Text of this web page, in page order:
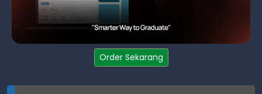
Order Sekarang